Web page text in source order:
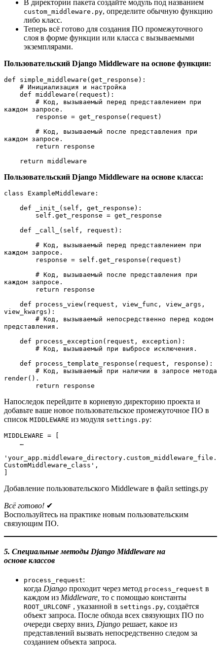
В директории пакета создайте модуль под названием
custom_middleware.py, определите обычную функцию
либо класс.
Теперь всё готово для создания ПО промежуточного
слоя в форме функции или класса с вызываемыми
экземплярами.
Пользовательский Django Middleware на основе функции:
def simple_middleware(get_response):
каждом запросе.
каждом запросе.
    return middleware
Пользовательский Django Middleware на основе класса:
class ExampleMiddleware:
каждом запросе.
каждом запросе.
view_kwargs):
представления.
render().
        return response
Напоследок перейдите в корневую директорию проекта и
добавьте ваше новое пользовательское промежуточное ПО в
список MIDDLEWARE из модуля settings.py:
MIDDLEWARE = [
'your_app.middleware_directory.custom_middleware_file.
CustomMiddleware_class',
]
Добавление пользовательского Middleware в файл settings.py
Всё готово! ✔
Воспользуйтесь на практике новым пользовательским
связующим ПО.
5. Специальные методы Django Middleware на
основе классов
process_request:
когда Django проходит через метод process_request в
каждом из Middleware, то с помощью константы
ROOT_URLCONF , указанной в settings.py, создаётся
объект запроса. После обхода всех связующих ПО по
очереди сверху вниз, Django решает, какое из
представлений вызвать непосредственно следом за
созданием объекта запроса.